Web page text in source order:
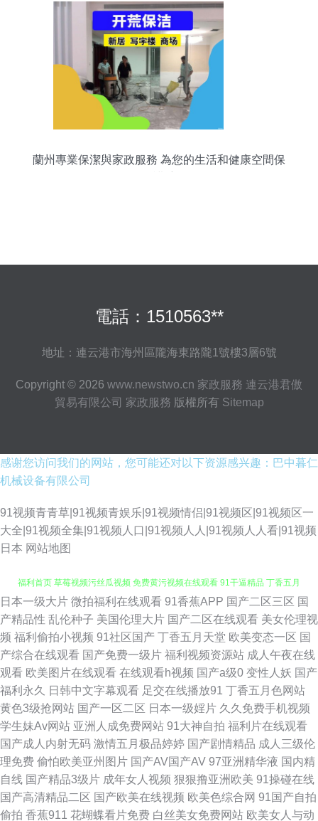
蘭州專業保潔與家政服務 為您的生活和健康空間保
電話：1510563**
地址：連云港市海州區隴海東路隴1號樓3層6號
Copyright © 2026 www.newstwo.cn 家政服務 連云港君傲
貿易有限公司 家政服務 版權所有 Sitemap
感谢您访问我们的网站，您可能还对以下资源感兴趣：巴中暮仁
机械设备有限公司
91视频青青草|91视频青娱乐|91视频情侣|91视频区|91视频区一
大全|91视频全集|91视频人口|91视频人人|91视频人人看|91视频
日本 网站地图
国产精品夜夜嗨 91美女内射网站 激情啪啪在线观看91 丝足麻豆一区二区 91
福利首页 草莓视频污丝瓜视频 免费黄污视频在线观看 91干逼精品 丁香五月
日韩 日韩一二三视屏 91精品国 国产精品视频九九 四虎东方在线观看网址 91
微拍 久久尤物天堂 91白丝美女视频 浮力限制影院123 日韩调教影音先锋 91
国产精品熟女在线 国产精品自拍97在线 免费淫网 91新址 后入空姐范冰水丝
袜 一级日韩毛片91TV 超碰91人人在线 婷婷黄色大网站 AV操黑丝 狼人五月
天综合影院 91超碰在线观导航 浮力影院限制级 日韩不卡五区 91豆花视频免
日本一级大片 微拍福利在线观看 91香蕉APP 国产二区三区 国
产精品性 乱伦种子 美国伦理大片 国产二区在线观看 美女伦理视
频 福利偷拍小视频 91社区国产 丁香五月天堂 欧美变态一区 国
产综合在线观看 国产免费一级片 福利视频资源站 成人午夜在线
观看 欧美图片在线观看 在线观看h视频 国产a级0 变性人妖 国产
福利永久
日韩中文字幕观看 足交在线播放91 丁香五月色网站
黄色3级抢网站 国产一区二区 日本一级婬片 久久免费手机视频
学生妹Av网站 亚洲人成免费网站 91大神自拍 福利片在线观看
国产成人内射无码 激情五月极品婷婷 国产剧情精品 成人三级伦
理免费 偷怕欧美亚州图片 国产AV国产AV 97亚洲精华液 国内精
自线 国产精品3级片 成年女人视频 狠狠撸亚洲欧美 91操碰在线
国产高清精品二区 国产欧美在线视频 欧美色综合网 91国产自拍
偷拍 香蕉911 花蝴蝶看片免费 白丝美女免费网站 欧美女人与动